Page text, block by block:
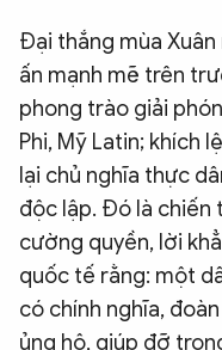
Đại thắng mùa Xuân
ấn mạnh mẽ trên
phong trào giải
Phi, Mỹ Latin; khích
lại chủ nghĩa thực
độc lập. Đó là chiến
cường quyền, lời
quốc tế rằng: một
có chính nghĩa,
ủng hộ, giúp đỡ